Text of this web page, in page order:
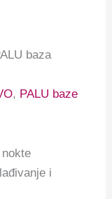
baza
, PALU baze
i